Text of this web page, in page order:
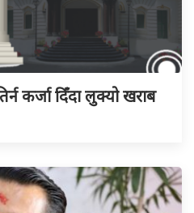
कर्जा दिँदा लुक्यो खराब